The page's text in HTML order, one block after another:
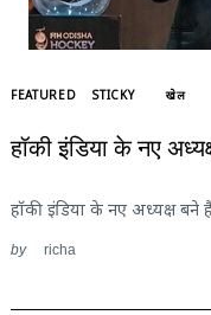
FEATURED STICKY खेल
हॉकी इंडिया के नए
हॉकी इंडिया के नए अध्यक्ष बने हैं
by richa